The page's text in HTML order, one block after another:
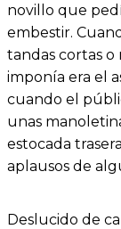
novillo que
embestir.
tandas cortas o
imponía era el
cuando el
unas
estocada
aplausos de
Deslucido de